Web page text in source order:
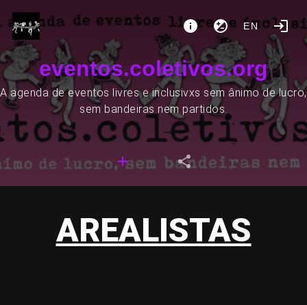
EN
eventos.coletivos.org
A agenda de eventos livres e inclusivxs sem ânimo de lucro,
sem bandeiras nem partidos.
AREALISTAS